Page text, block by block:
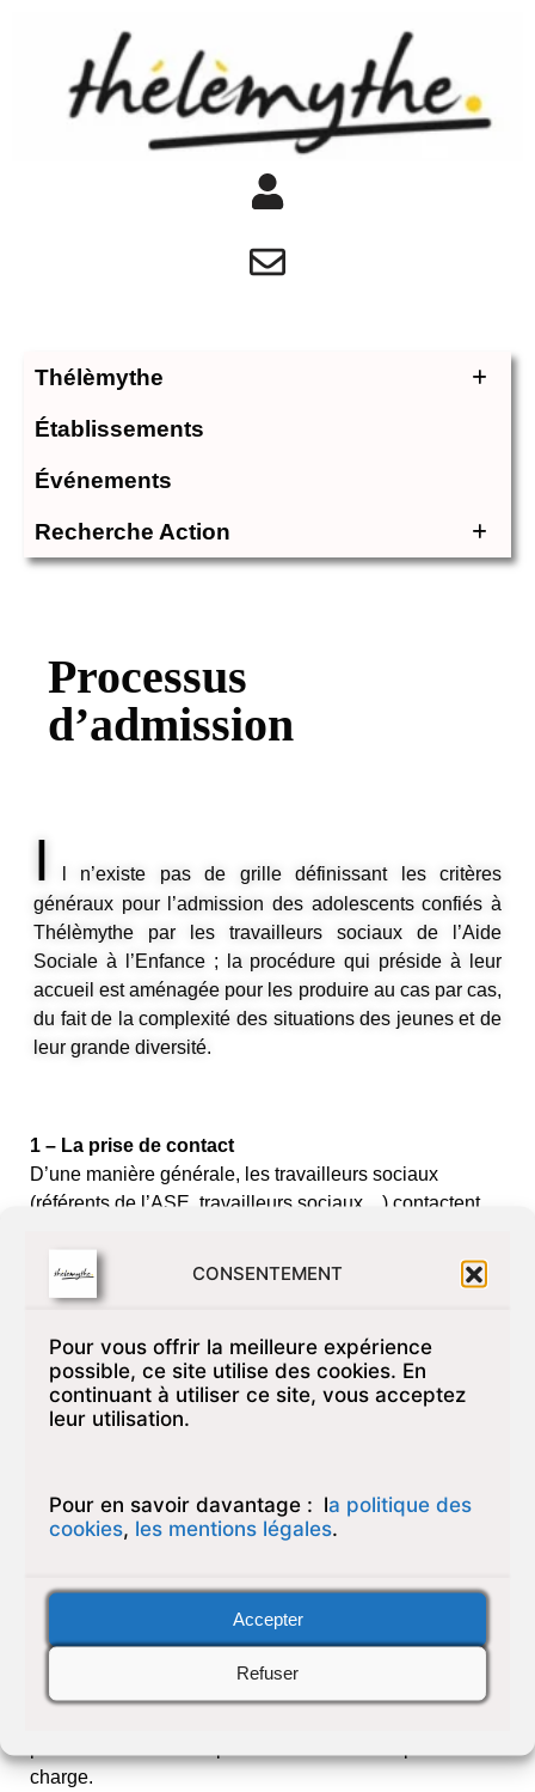
CONSENTEMENT
Pour vous offrir la meilleure expérience
possible, ce site utilise des cookies. En
continuant à utiliser ce site, vous acceptez
leur utilisation.
Pour en savoir davantage : la politique des
cookies, les mentions légales.
Accepter
Refuser
Thélèmythe
Établissements
Événements
Recherche Action
Processus
d’admission
I
l n’existe pas de grille définissant les critères
généraux pour l’admission des adolescents confiés à
Thélèmythe par les travailleurs sociaux de l’Aide
Sociale à l’Enfance ; la procédure qui préside à leur
accueil est aménagée pour les produire au cas par cas,
du fait de la complexité des situations des jeunes et de
leur grande diversité.
1 – La prise de contact
D’une manière générale, les travailleurs sociaux
(référents de l’ASE, travailleurs sociaux…) contactent
Nous demandons à ce que le jeune effectue la
démarche de se mettre en relation avec l’association
cadres de service.
2 – Le premier entretien
Au premier entretien, le cadre du service reçoit le
candidat en vue d’apprécier les éléments de la
A l’issue de cette première évaluation, trois
psychothérapeutes lui sont proposés et qu’il devra
3 – La rencontre avec les psychothérapeutes
Le candidat devra convenir d’un rendez-vous avec
chacun des trois psychothérapeutes. Les entretiens
préliminaires avec chacun confrontent la demande de
charge.